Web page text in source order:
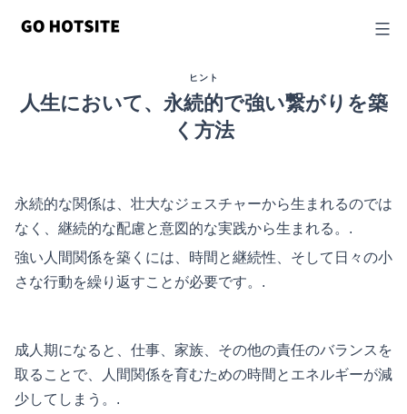
プ
ヒント
人生において、永続的で強い繋がりを築
く方法
永続的な関係は、壮大なジェスチャーから生まれるのでは
なく、継続的な配慮と意図的な実践から生まれる。.
強い人間関係を築くには、時間と継続性、そして日々の小
さな行動を繰り返すことが必要です。.
成人期になると、仕事、家族、その他の責任のバランスを
取ることで、人間関係を育むための時間とエネルギーが減
少してしまう。.